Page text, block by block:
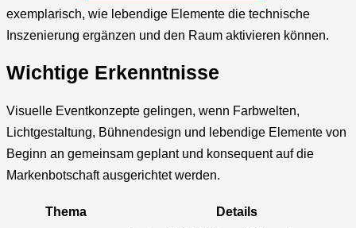
exemplarisch, wie lebendige Elemente die technische
Inszenierung ergänzen und den Raum aktivieren können.
Wichtige Erkenntnisse
Visuelle Eventkonzepte gelingen, wenn Farbwelten,
Lichtgestaltung, Bühnendesign und lebendige Elemente von
Beginn an gemeinsam geplant und konsequent auf die
Markenbotschaft ausgerichtet werden.
Thema Details